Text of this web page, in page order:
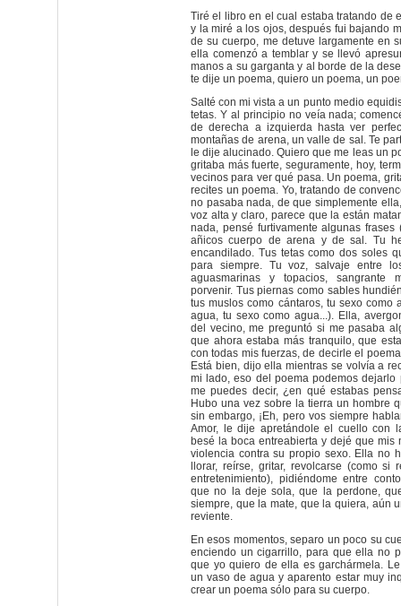
Tiré el libro en el cual estaba tratando de
y la miré a los ojos, después fui bajando
de su cuerpo, me detuve largamente en
ella comenzó a temblar y se llevó
manos a su garganta y al borde de la
te dije un poema, quiero un poema, un
Salté con mi vista a un punto medio
tetas. Y al principio no veía nada;
de derecha a izquierda hasta ver
montañas de arena, un valle de sal. Te
le dije alucinado. Quiero que me leas un
gritaba más fuerte, seguramente, hoy,
vecinos para ver qué pasa. Un poema,
recites un poema. Yo, tratando de
no pasaba nada, de que simplemente
voz alta y claro, parece que la están
nada, pensé furtivamente algunas frases
añicos cuerpo de arena y de sal. Tu
encandilado. Tus tetas como dos soles
para siempre. Tu voz, salvaje entre
aguasmarinas y topacios, sangrante
porvenir. Tus piernas como sables
tus muslos como cántaros, tu sexo como
agua, tu sexo como agua...). Ella,
del vecino, me preguntó si me pasaba
que ahora estaba más tranquilo, que
con todas mis fuerzas, de decirle el
Está bien, dijo ella mientras se volvía a
mi lado, eso del poema podemos dejarlo
me puedes decir, ¿en qué estabas
Hubo una vez sobre la tierra un hombre
sin embargo, ¡Eh, pero vos siempre
Amor, le dije apretándole el cuello con
besé la boca entreabierta y dejé que mis
violencia contra su propio sexo. Ella no
llorar, reírse, gritar, revolcarse (como si
entretenimiento), pidiéndome entre
que no la deje sola, que la perdone,
siempre, que la mate, que la quiera, aún
reviente.
En esos momentos, separo un poco su
enciendo un cigarrillo, para que ella no
que yo quiero de ella es garchármela.
un vaso de agua y aparento estar muy
crear un poema sólo para su cuerpo.